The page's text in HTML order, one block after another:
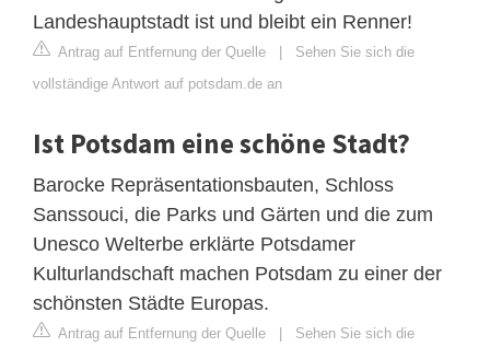
Landeshauptstadt ist und bleibt ein Renner!
Antrag auf Entfernung der Quelle
Sehen Sie sich die
vollständige Antwort auf potsdam.de an
Ist Potsdam eine schöne Stadt?
Barocke Repräsentationsbauten, Schloss
Sanssouci, die Parks und Gärten und die zum
Unesco Welterbe erklärte Potsdamer
Kulturlandschaft machen Potsdam zu einer der
schönsten Städte Europas.
Antrag auf Entfernung der Quelle
Sehen Sie sich die